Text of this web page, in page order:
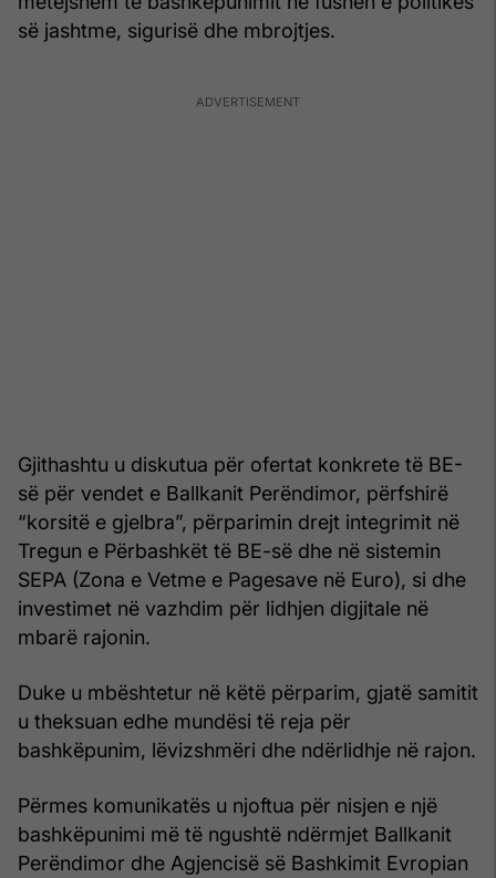
së jashtme, sigurisë dhe mbrojtjes.
Gjithashtu u diskutua për ofertat konkrete të BE-
së për vendet e Ballkanit Perëndimor, përfshirë
“korsitë e gjelbra”, përparimin drejt integrimit në
Tregun e Përbashkët të BE-së dhe në sistemin
SEPA (Zona e Vetme e Pagesave në Euro), si dhe
investimet në vazhdim për lidhjen digjitale në
mbarë rajonin.
Duke u mbështetur në këtë përparim, gjatë samitit
u theksuan edhe mundësi të reja për
bashkëpunim, lëvizshmëri dhe ndërlidhje në rajon.
Përmes komunikatës u njoftua për nisjen e një
bashkëpunimi më të ngushtë ndërmjet Ballkanit
Perëndimor dhe Agjencisë së Bashkimit Evropian